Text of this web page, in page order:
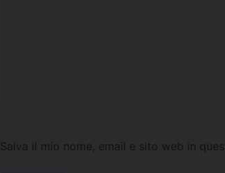
Salva il mio nome, email e sito web in